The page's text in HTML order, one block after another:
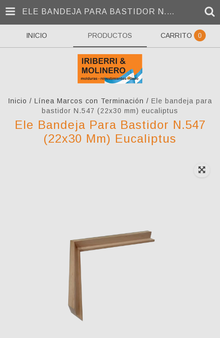
ELE BANDEJA PARA BASTIDOR N.547 (22X30 MM) EUCALIPTUS
INICIO PRODUCTOS CARRITO 0
Inicio / Línea Marcos con Terminación / Ele bandeja para
bastidor N.547 (22x30 mm) eucaliptus
Ele Bandeja Para Bastidor N.547
(22x30 Mm) Eucaliptus